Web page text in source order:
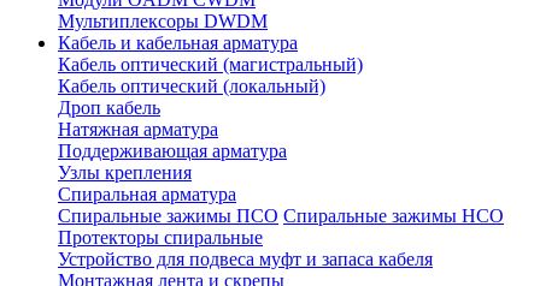
Мультиплексоры DWDM
Кабель и кабельная арматура
Кабель оптический (магистральный)
Кабель оптический (локальный)
Дроп кабель
Натяжная арматура
Поддерживающая арматура
Узлы крепления
Спиральная арматура
Спиральные зажимы ПСО Спиральные зажимы НСО
Протекторы спиральные
Устройство для подвеса муфт и запаса кабеля
Монтажная лента и скрепы